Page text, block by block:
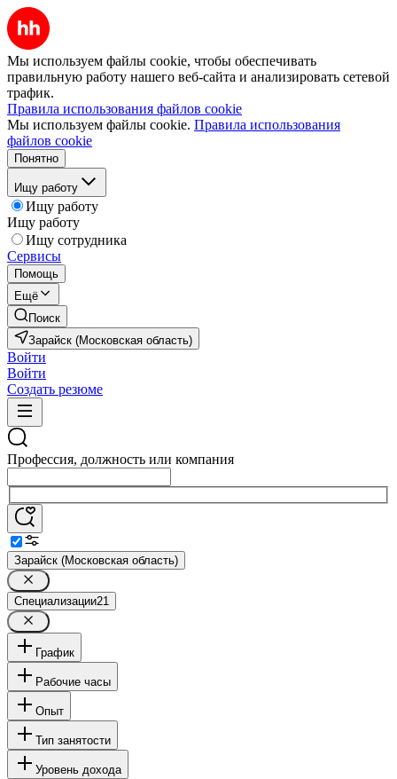
Мы используем файлы cookie, чтобы обеспечивать
правильную работу нашего веб-сайта и анализировать сетевой
трафик.
Правила использования файлов cookie
Мы используем файлы cookie. Правила использования
файлов cookie
Понятно
Ищу работу
Ищу работу
Ищу работу
Ищу сотрудника
Сервисы
Помощь
Ещё
Поиск
Зарайск (Московская область)
Войти
Войти
Создать резюме
Профессия, должность или компания
Зарайск (Московская область)
Специализации21
График
Рабочие часы
Опыт
Тип занятости
Уровень дохода